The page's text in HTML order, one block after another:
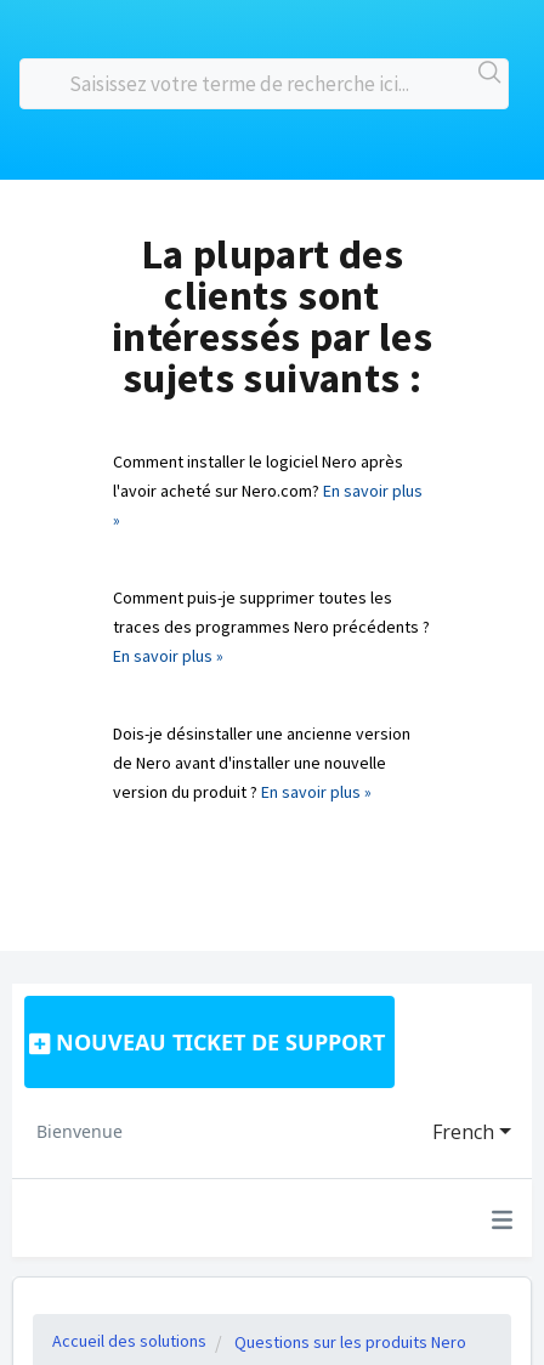
La plupart des
clients sont
intéressés par les
sujets suivants :
Comment installer le logiciel Nero après
l'avoir acheté sur Nero.com? En savoir plus
»
Comment puis-je supprimer toutes les
traces des programmes Nero précédents ?
En savoir plus »
Dois-je désinstaller une ancienne version
de Nero avant d'installer une nouvelle
version du produit ? En savoir plus »
NOUVEAU TICKET DE SUPPORT
French
Bienvenue
Accueil des solutions Questions sur les produits Nero